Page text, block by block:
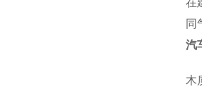
在
同
汽
木